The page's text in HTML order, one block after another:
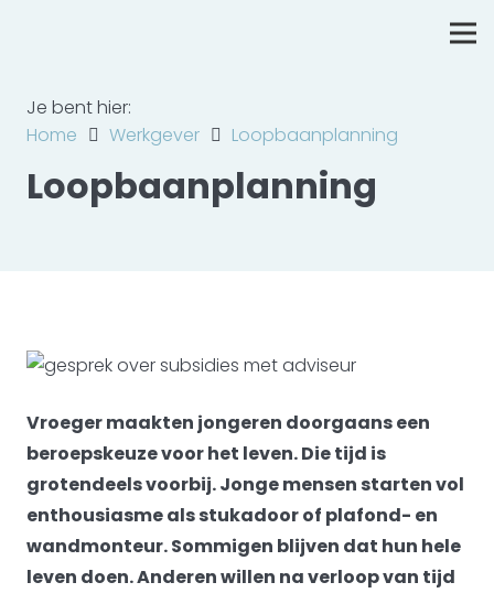
Je bent hier:
Home
Werkgever Loopbaanplanning
Loopbaanplanning
Vroeger maakten jongeren doorgaans een
beroepskeuze voor het leven. Die tijd is
grotendeels voorbij. Jonge mensen starten vol
enthousiasme als stukadoor of plafond- en
wandmonteur. Sommigen blijven dat hun hele
leven doen. Anderen willen na verloop van tijd